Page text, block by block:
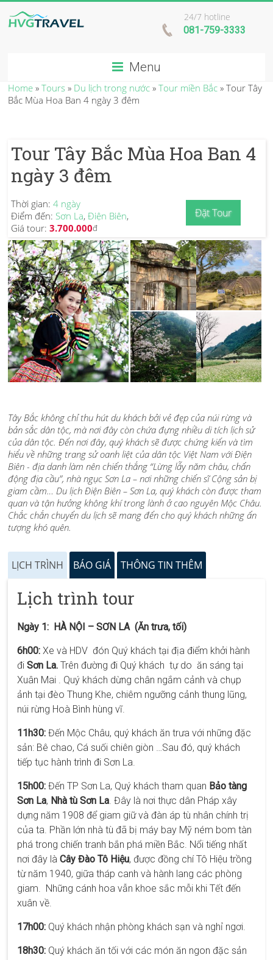
24/7 hotline
081-759-3333
Menu
Home »Tours » Du lịch trong nước »Tour miền Bắc »Tour Tây
Bắc Mùa Hoa Ban 4 ngày 3 đêm
Tour Tây Bắc Mùa Hoa Ban 4
ngày 3 đêm
Thời gian:4 ngày
Điểm đến: Sơn La,Điện Biên,
Giá tour:3.700.000đ
Đặt Tour
Tây Bắc không chỉ thu hút du khách bởi vẻ đẹp của núi rừng và
bản sắc dân tộc, mà nơi đây còn chứa đựng nhiều di tích lịch sử
của dân tộc. Đến nơi đây, quý khách sẽ được chứng kiến và tìm
hiểu về những trang sử oanh liệt của dân tộc Việt Nam với Điện
Biên - địa danh làm nên chiến thắng “Lừng lẫy năm châu, chấn
động địa cầu”, nhà ngục Sơn La – nơi những chiến sĩ Cộng sản bị
giam cầm… Du lịch Điện Biên – Sơn La, quý khách còn được tham
quan và tận hưởng không khí trong lành ở cao nguyên Mộc Châu.
Chắc chắn chuyến du lịch sẽ mang đến cho quý khách những ấn
tượng khó quên.
LỊCH TRÌNH BÁO GIÁ THÔNG TIN THÊM
Lịch trình tour
Ngày 1: HÀ NỘI – SƠN LA (Ăn trưa, tối)
6h00: Xe và HDV đón Quý khách tại địa điểm khởi hành
điSơn La. Trên đường đi Quý khách tự do ăn sáng tại
Xuân Mai . Quý khách dừng chân ngắm cảnh và chụp
ảnh tại đèo Thung Khe, chiêm ngưỡng cảnh thung lũng,
núi rừng Hoà Bình hùng vĩ.
11h30: Đến Mộc Châu, quý khách ăn trưa với những đặc
sản: Bê chao, Cá suối chiên giòn …Sau đó, quý khách
tiếp tục hành trình đi Sơn La.
15h00: Đến TP Sơn La, Quý khách tham quan Bảo tàng
Sơn La, Nhà tù Sơn La. Đây là nơi thực dân Pháp xây
dựng năm 1908 để giam giữ và đàn áp tù nhân chính trị
của ta. Phần lớn nhà tù đã bị máy bay Mỹ ném bom tàn
phá trong chiến tranh bắn phá miền Bắc. Nổi tiếng nhất
nơi đây là Cây Đào Tô Hiệu, được đồng chí Tô Hiệu trồng
từ năm 1940, giữa tháp canh và hành lang các phòng
giam. Những cánh hoa vẫn khoe sắc mỗi khi Tết đến
xuân về.
17h00: Quý khách nhận phòng khách sạn và nghỉ ngơi.
18h30: Quý khách ăn tối với các món ăn ngon đặc sản